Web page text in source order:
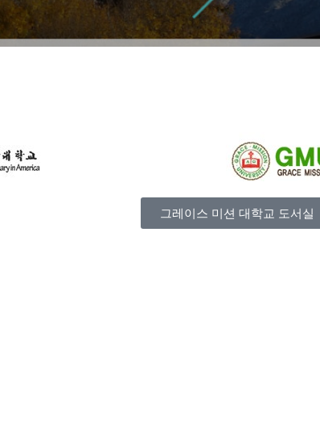
그레이스 미션 대학교 도서실